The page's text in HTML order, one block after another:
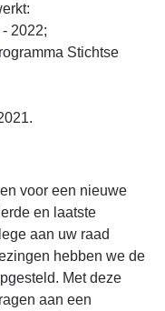
2022;
Stichtse
voor een nieuwe
en laatste
aan uw raad
hebben we de
Met deze
aan een